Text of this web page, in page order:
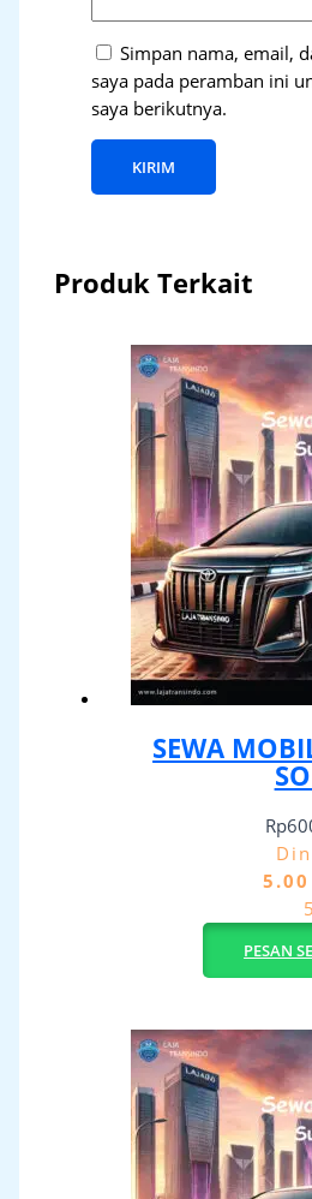
Simpan nama, email,
saya pada peramban ini
saya berikutnya.
Produk Terkait
SEWA
Rp
5.00
5
PESAN